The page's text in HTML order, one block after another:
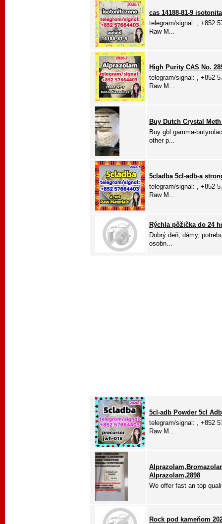
cas 14188-81-9
telegram/signal: , +852
Raw M...
High Purity CAS No.
telegram/signal: , +852
Raw M...
Buy Dutch Crystal
Buy gbl gamma-
other p...
5cladba 5cl-adb-a
telegram/signal: , +852
Raw M...
Rýchla pôžička do 24
Dobrý deň, dámy,
osobn...
5cl-adb Powder 5cl
telegram/signal: , +852
Raw M...
Alprazolam,2898
We offer fast an top
Rock pod kameňom